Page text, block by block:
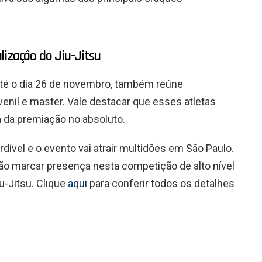
do Jiu-Jitsu
o dia 26 de novembro, também reúne
e master. Vale destacar que esses atletas
premiação no absoluto.
e o evento vai atrair multidões em São Paulo.
marcar presença nesta competição de alto nível
Jitsu. Clique aqui para conferir todos os detalhes